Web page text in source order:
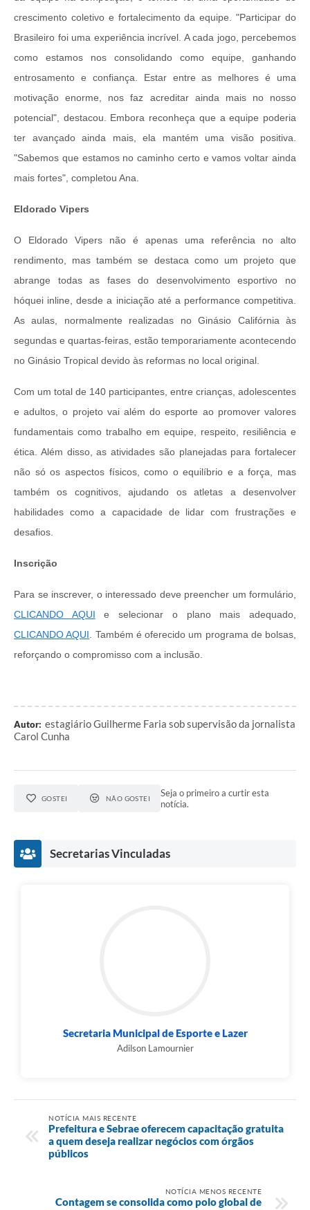
crescimento coletivo e fortalecimento da equipe. "Participar do
Brasileiro foi uma experiência incrível. A cada jogo, percebemos
como estamos nos consolidando como equipe, ganhando
entrosamento e confiança. Estar entre as melhores é uma
motivação enorme, nos faz acreditar ainda mais no nosso
potencial", destacou. Embora reconheça que a equipe poderia
ter avançado ainda mais, ela mantém uma visão positiva.
"Sabemos que estamos no caminho certo e vamos voltar ainda
mais fortes", completou Ana.
Eldorado Vipers
O Eldorado Vipers não é apenas uma referência no alto
rendimento, mas também se destaca como um projeto que
abrange todas as fases do desenvolvimento esportivo no
hóquei inline, desde a iniciação até a performance competitiva.
As aulas, normalmente realizadas no Ginásio Califórnia às
segundas e quartas-feiras, estão temporariamente acontecendo
no Ginásio Tropical devido às reformas no local original.
Com um total de 140 participantes, entre crianças, adolescentes
e adultos, o projeto vai além do esporte ao promover valores
fundamentais como trabalho em equipe, respeito, resiliência e
ética. Além disso, as atividades são planejadas para fortalecer
não só os aspectos físicos, como o equilíbrio e a força, mas
também os cognitivos, ajudando os atletas a desenvolver
habilidades como a capacidade de lidar com frustrações e
desafios.
Inscrição
Para se inscrever, o interessado deve preencher um formulário,
CLICANDO AQUI e selecionar o plano mais adequado,
CLICANDO AQUI . Também é oferecido um programa de bolsas,
reforçando o compromisso com a inclusão.
Autor: estagiário Guilherme Faria sob supervisão da jornalista
Carol Cunha
GOSTEI NÃO GOSTEI
Seja o primeiro a curtir esta
notícia.
Secretarias Vinculadas
Secretaria Municipal de Esporte e Lazer
Adilson Lamournier
NOTÍCIA MAIS RECENTE
Prefeitura e Sebrae oferecem capacitação gratuita
a quem deseja realizar negócios com órgãos
públicos
NOTÍCIA MENOS RECENTE
Contagem se consolida como polo global de